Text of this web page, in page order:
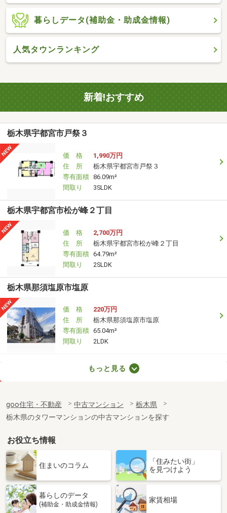
暮らしデータ(補助金・助成金情報)
人気タウンランキング
新着!おすすめ
栃木県宇都宮市戸祭３
価 格
1,990万円
住 所
栃木県宇都宮市戸祭３
専有面積 86.09m²
間取り
3SLDK
栃木県宇都宮市松が峰２丁目
価 格
2,700万円
住 所
栃木県宇都宮市松が峰２丁目
専有面積 64.79m²
間取り
2SLDK
栃木県那須塩原市塩原
価 格
220万円
住 所
栃木県那須塩原市塩原
専有面積 65.04m²
間取り
2LDK
栃木県宇都宮市元今泉２
専有面積 75.62m²
間取り
3LDK
栃木県宇都宮市元今泉２
価 格
4,550万円
栃木県宇都宮市元今泉２
専有面積 75.62m²
間取り
もっと見る
goo住宅・不動産 中古マンション
栃木県
栃木県のタワーマンションの中古マンションを探す
お役立ち情報
住まいのコラム
「住みたい街」
を見つけよう
暮らしのデータ
(補助金・助成金情報)
家賃相場